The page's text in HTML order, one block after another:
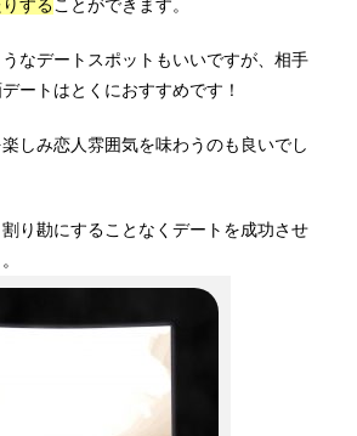
することができます。
なデートスポットもいいですが、相手
ートはとくにおすすめです！
しみ恋人雰囲気を味わうのも良いでし
り勘にすることなくデートを成功させ